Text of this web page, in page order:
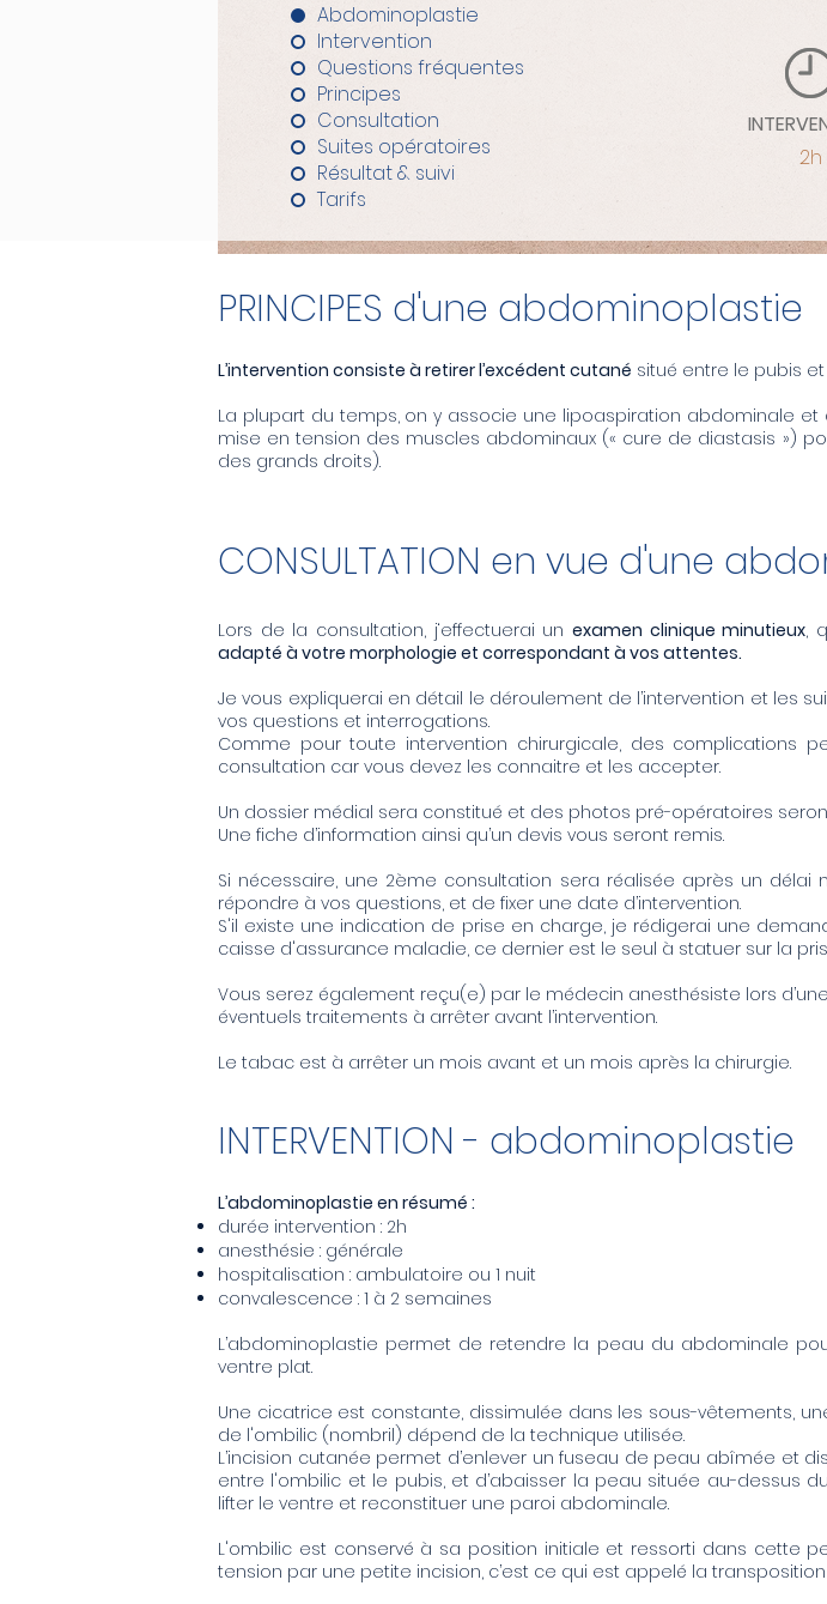
Abdominoplastie
Intervention
Questions fréquentes
Principes
Consultation
Suites opératoires
Résultat & suivi
Tarifs
2h
PRINCIPES d'une abdominoplastie
L’intervention consiste à retirer l’excédent cutané situé entre le pubis
La plupart du temps, on y associe une lipoaspiration abdominale
mise en tension des muscles abdominaux (« cure de diastasis »)
des grands droits).
CONSULTATION en vue d'une
Lors de la consultation, j‘effectuerai un examen clinique minutieux,
adapté à votre morphologie et correspondant à vos attentes.
Je vous expliquerai en détail le déroulement de l’intervention et les
vos questions et interrogations.
Comme pour toute intervention chirurgicale, des complications
consultation car vous devez les connaitre et les accepter.
Un dossier médial sera constitué et des photos pré-opératoires
Une fiche d’information ainsi qu’un devis vous seront remis.
Si nécessaire, une 2ème consultation sera réalisée après un délai
répondre à vos questions, et de fixer une date d’intervention.
S'il existe une indication de prise en charge, je rédigerai une
caisse d'assurance maladie, ce dernier est le seul à statuer sur la
Vous serez également reçu(e) par le médecin anesthésiste lors
éventuels traitements à arrêter avant l’intervention.
Le tabac est à arrêter un mois avant et un mois après la chirurgie.
INTERVENTION - abdominoplastie
L’abdominoplastie en résumé :
durée intervention : 2h
anesthésie : générale
hospitalisation : ambulatoire ou 1 nuit
convalescence : 1 à 2 semaines
L’abdominoplastie permet de retendre la peau du abdominale
ventre plat.
Une cicatrice est constante, dissimulée dans les sous-vêtements,
de l'ombilic (nombril) dépend de la technique utilisée.
L’incision cutanée permet d’enlever un fuseau de peau abîmée et
entre l'ombilic et le pubis, et d’abaisser la peau située au-dessus
lifter le ventre et reconstituer une paroi abdominale.
L'ombilic est conservé à sa position initiale et ressorti dans cette
tension par une petite incision, c’est ce qui est appelé la